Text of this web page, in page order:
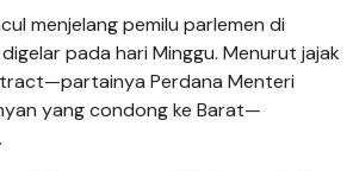
menjelang pemilu parlemen di
pada hari Minggu. Menurut jajak
Perdana Menteri
yang condong ke Barat—